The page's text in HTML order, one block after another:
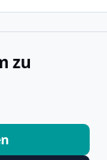
zu